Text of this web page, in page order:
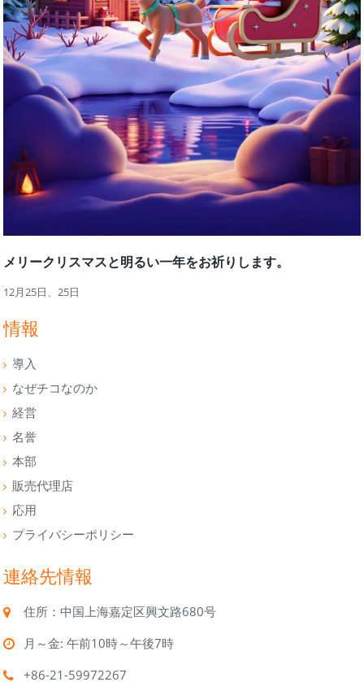
メリークリスマスと明るい一年をお祈りします。
12月25日、25日
情報
導入
なぜチコなのか
経営
名誉
本部
販売代理店
応用
プライバシーポリシー
連絡先情報
住所：中国上海嘉定区興文路680号
月～金: 午前10時～午後7時
+86-21-59972267